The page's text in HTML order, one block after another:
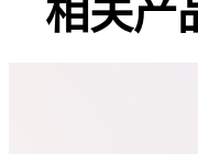
相关产